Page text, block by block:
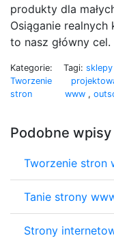
produkty dla
Osiąganie
to nasz główny cel.
Kategorie:
Tworzenie
stron
Tagi:
www ,
Podobne wpisy
Tworzenie stron
Tanie strony
Strony